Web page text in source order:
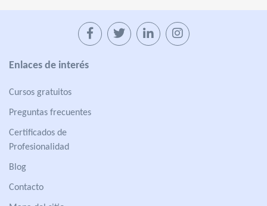
Enlaces de interés
Cursos gratuitos
Preguntas frecuentes
Certificados de
Profesionalidad
Blog
Contacto